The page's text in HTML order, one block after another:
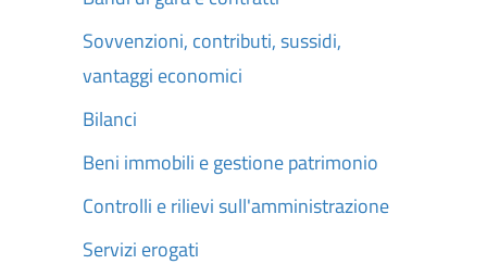
Sovvenzioni, contributi, sussidi,
vantaggi economici
Bilanci
Beni immobili e gestione patrimonio
Controlli e rilievi sull'amministrazione
Servizi erogati